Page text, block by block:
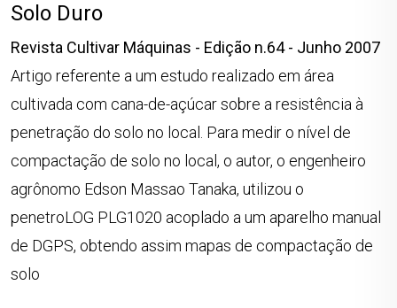
Solo Duro
Revista Cultivar Máquinas - Edição n.64 - Junho 2007
Artigo referente a um estudo realizado em área
cultivada com cana-de-açúcar sobre a resistência à
penetração do solo no local. Para medir o nível de
compactação de solo no local, o autor, o engenheiro
agrônomo Edson Massao Tanaka, utilizou o
penetroLOG PLG1020 acoplado a um aparelho manual
de DGPS, obtendo assim mapas de compactação de
solo